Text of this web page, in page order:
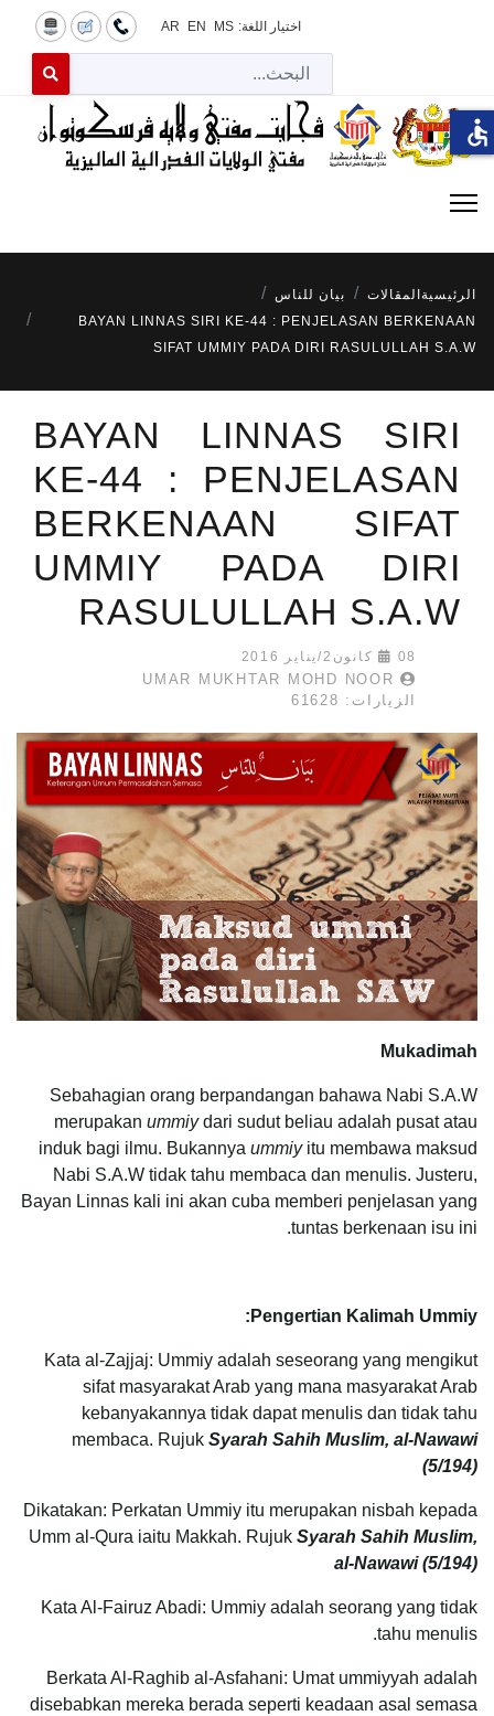
اختيار اللغة: MS
EN
AR
for results.
الرئيسية المقالات
بيان للناس
BAYAN LINNAS SIRI KE-44 : PENJELASAN BERKENAAN
SIFAT UMMIY PADA DIRI RASULULLAH S.A.W
BAYAN LINNAS SIRI
KE-44 : PENJELASAN
BERKENAAN SIFAT
UMMIY PADA DIRI
RASULULLAH S.A.W
08 كانون2/يناير 2016
UMAR MUKHTAR MOHD NOOR
الزيارات: 61628
Mukadimah
Sebahagian orang berpandangan bahawa Nabi S.A.W
merupakan ummiydari sudut beliau adalah pusat atau
induk bagi ilmu. Bukannya ummiyitu membawa maksud
Nabi S.A.W tidak tahu membaca dan menulis. Justeru,
Bayan Linnas kali ini akan cuba memberi penjelasan yang
tuntas berkenaan isu ini.
Pengertian Kalimah Ummiy:
Kata al-Zajjaj: Ummiy adalah seseorang yang mengikut
sifat masyarakat Arab yang mana masyarakat Arab
kebanyakannya tidak dapat menulis dan tidak tahu
membaca. Rujuk Syarah Sahih Muslim, al-Nawawi
(5/194)
Dikatakan: Perkatan Ummiy itu merupakan nisbah kepada
Umm al-Qura iaitu Makkah. Rujuk Syarah Sahih Muslim,
al-Nawawi (5/194)
Kata Al-Fairuz Abadi: Ummiy adalah seorang yang tidak
tahu menulis.
Berkata Al-Raghib al-Asfahani: Umat ummiyyah adalah
disebabkan mereka berada seperti keadaan asal semasa
accessible